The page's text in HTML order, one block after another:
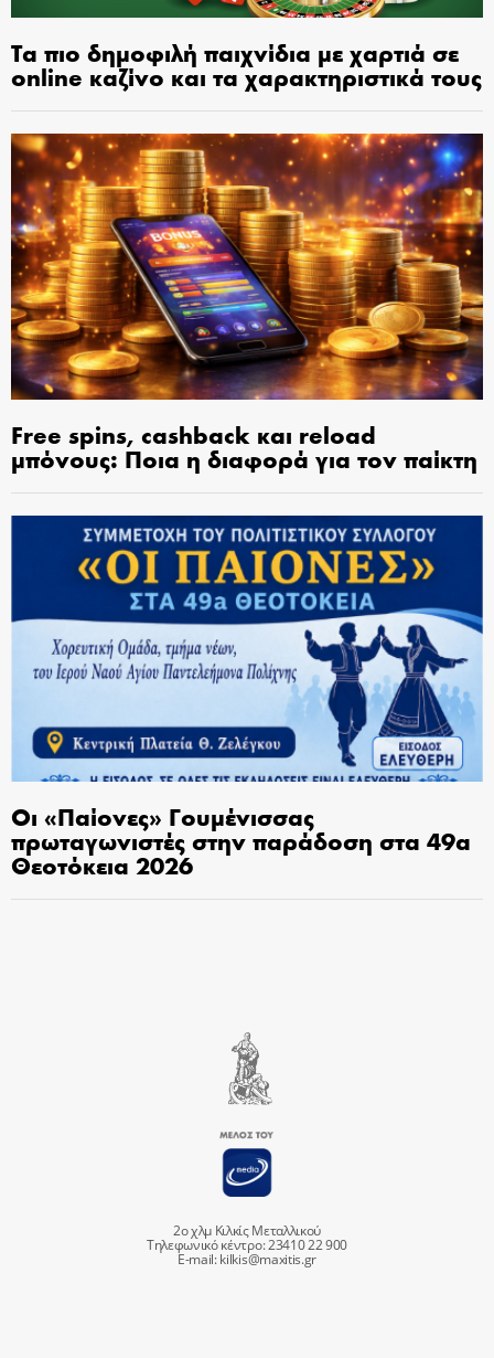
Τα πιο δημοφιλή παιχνίδια με χαρτιά σε
online καζίνο και τα χαρακτηριστικά τους
Free spins, cashback και reload
μπόνους: Ποια η διαφορά για τον παίκτη
Οι «Παίονες» Γουμένισσας
πρωταγωνιστές στην παράδοση στα 49α
Θεοτόκεια 2026
2ο χλμ Κιλκίς Μεταλλικού
Τηλεφωνικό κέντρο: 23410 22 900
E-mail:kilkis@maxitis.gr